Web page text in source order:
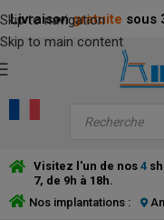
Skip to navigation
Skip to main content
Livraison gratuite sous
Visitez l'un de nos 4
7, de 9h à 18h.
Nos implantations :